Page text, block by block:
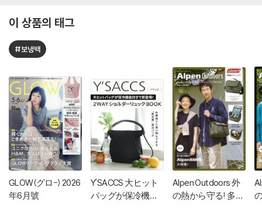
이 상품의 태그
#보냉백
GLOW(グロ-) 2026
年6月號
Y'SACCS 大ヒット
バッグが保冷機能
Alpen Outdoors 外
の熱から守る! 多機